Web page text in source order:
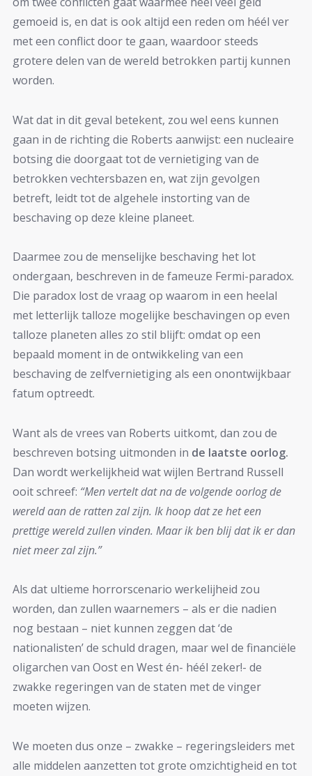
gemoeid is, en dat is ook altijd een reden om héél ver
met een conflict door te gaan, waardoor steeds
grotere delen van de wereld betrokken partij kunnen
worden.
Wat dat in dit geval betekent, zou wel eens kunnen
gaan in de richting die Roberts aanwijst: een nucleaire
botsing die doorgaat tot de vernietiging van de
betrokken vechtersbazen en, wat zijn gevolgen
betreft, leidt tot de algehele instorting van de
beschaving op deze kleine planeet.
Daarmee zou de menselijke beschaving het lot
ondergaan, beschreven in de fameuze Fermi-paradox.
Die paradox lost de vraag op waarom in een heelal
met letterlijk talloze mogelijke beschavingen op even
talloze planeten alles zo stil blijft: omdat op een
bepaald moment in de ontwikkeling van een
beschaving de zelfvernietiging als een onontwijkbaar
fatum optreedt.
Want als de vrees van Roberts uitkomt, dan zou de
beschreven botsing uitmonden in de laatste oorlog.
Dan wordt werkelijkheid wat wijlen Bertrand Russell
ooit schreef: “Men vertelt dat na de volgende oorlog de
wereld aan de ratten zal zijn. Ik hoop dat ze het een
prettige wereld zullen vinden. Maar ik ben blij dat ik er dan
niet meer zal zijn.”
Als dat ultieme horrorscenario werkelijheid zou
worden, dan zullen waarnemers – als er die nadien
nog bestaan – niet kunnen zeggen dat ‘de
nationalisten’ de schuld dragen, maar wel de financiële
oligarchen van Oost en West én- héél zeker!- de
zwakke regeringen van de staten met de vinger
moeten wijzen.
We moeten dus onze – zwakke – regeringsleiders met
alle middelen aanzetten tot grote omzichtigheid en tot